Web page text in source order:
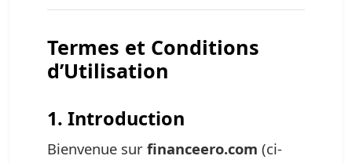
Termes et Conditions
d’Utilisation
1. Introduction
Bienvenue sur financeero.com (ci-